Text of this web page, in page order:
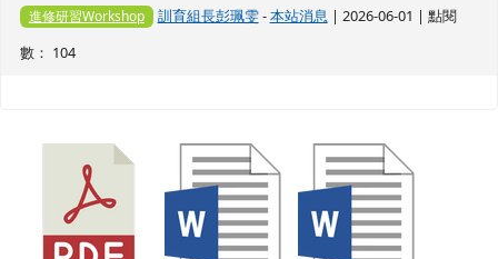
進修研習Workshop 訓育組長彭珮雯-本站消息 | 2026-06-01 | 點閱
數： 104